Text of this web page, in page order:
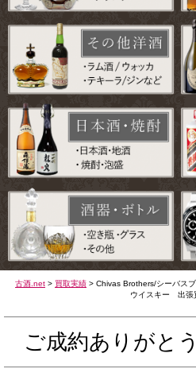
古酒.net > 買取実績 > Chivas Brothers/シーバス
ウイスキー 出張
ご成約ありがと